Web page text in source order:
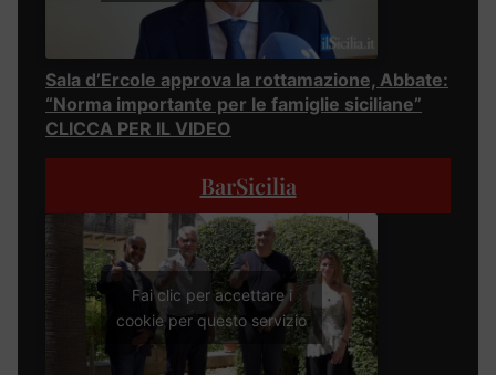
Sala d’Ercole approva la rottamazione, Abbate:
“Norma importante per le famiglie siciliane”
CLICCA PER IL VIDEO
BarSicilia
Fai clic per accettare i
cookie per questo servizio